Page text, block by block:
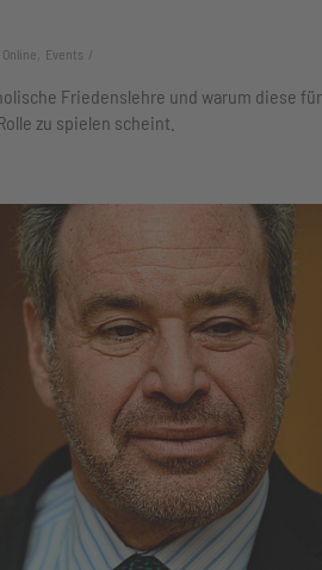
Events
Friedenslehre und warum diese für
zu spielen scheint.